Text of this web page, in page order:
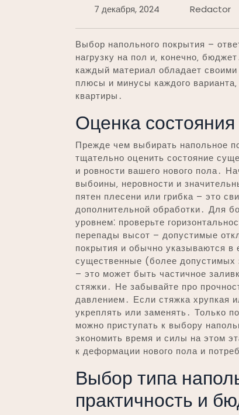
7 декабря, 2024 Redactor
Выбор напольного покрытия –
нагрузку на пол и‚ конечно‚
каждый материал обладает
плюсы и минусы каждого
квартиры․
Оценка
Прежде чем выбирать напольное
тщательно оценить состояние
и ровности вашего нового пола․
выбоины‚ неровности и
пятен плесени или грибка – это
дополнительной обработки․ Для
уровнем⁚ проверьте
перепады высот – допустимые
покрытия и обычно указываются в
существенные (более допустимых
– это может быть частичное
стяжки․ Не забывайте про
давлением․ Если стяжка хрупкая
укреплять или заменять․ Только
можно приступать к выбору
экономить время и силы на этом
к деформации нового пола и
Выбор типа
практичность и